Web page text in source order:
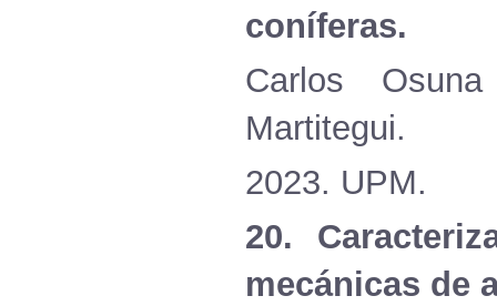
coníferas.
Carlos
Martitegui.
2023. UPM.
20.
mecánicas de